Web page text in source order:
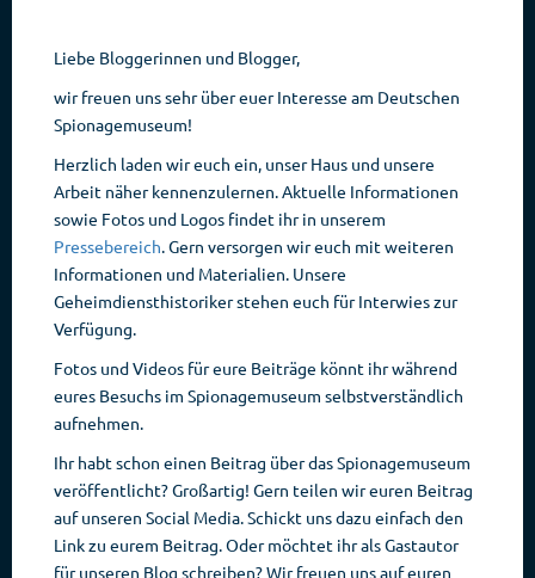
Liebe Bloggerinnen und Blogger,
wir freuen uns sehr über euer Interesse am Deutschen
Spionagemuseum!
Herzlich laden wir euch ein, unser Haus und unsere
Arbeit näher kennenzulernen. Aktuelle Informationen
sowie Fotos und Logos findet ihr in unserem
Pressebereich. Gern versorgen wir euch mit weiteren
Informationen und Materialien. Unsere
Geheimdiensthistoriker stehen euch für Interwies zur
Verfügung.
Fotos und Videos für eure Beiträge könnt ihr während
eures Besuchs im Spionagemuseum selbstverständlich
aufnehmen.
Ihr habt schon einen Beitrag über das Spionagemuseum
veröffentlicht? Großartig! Gern teilen wir euren Beitrag
auf unseren Social Media. Schickt uns dazu einfach den
Link zu eurem Beitrag. Oder möchtet ihr als Gastautor
für unseren Blog schreiben? Wir freuen uns auf euren